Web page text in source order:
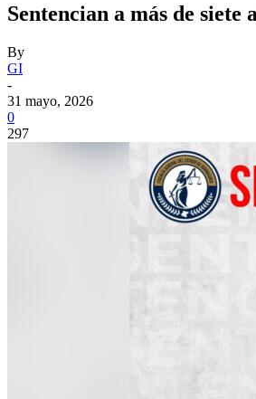
Sentencian a más de
By
GI
-
31 mayo, 2026
0
297